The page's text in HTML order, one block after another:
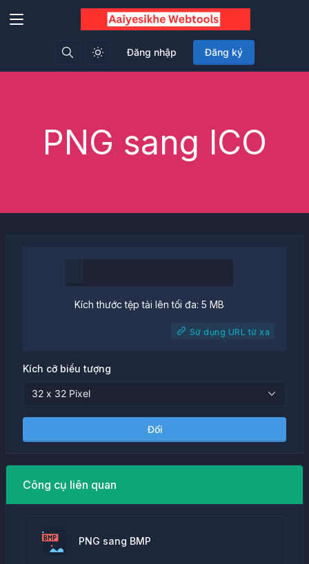
Đăng nhập Đăng ký
PNG sang ICO
Kích thước tệp tải lên tối đa: 5 MB
Sử dụng URL từ xa
Kích cỡ biểu tượng
Đổi
Công cụ liên quan
PNG sang BMP